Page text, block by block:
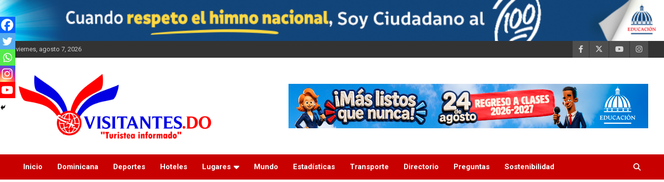
Saltar
al
contenido
viernes, agosto 7, 2026
Visitantes
Inicio Dominicana Deportes Hoteles Lugares Mundo Estadísticas Transporte Directorio Preguntas Sostenibilidad